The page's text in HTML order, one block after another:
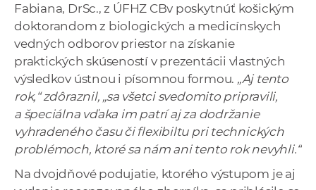
o
c
S
A
V
Fabiana, DrSc., z ÚFHZ CBv poskytnúť košickým
doktorandom z biologických a medicínskych
vedných odborov priestor na získanie
praktických skúseností v prezentácii vlastných
výsledkov ústnou i písomnou formou. „Aj tento
rok,“ zdôraznil, „sa všetci svedomito pripravili,
a špeciálna vďaka im patrí aj za dodržanie
vyhradeného času či flexibiltu pri technických
problémoch, ktoré sa nám ani tento rok nevyhli.“
Na dvojdňové podujatie, ktorého výstupom je aj